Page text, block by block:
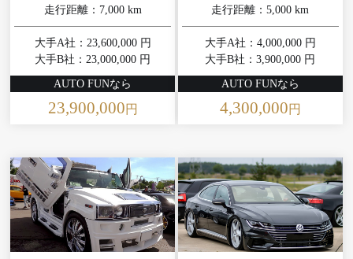
走行距離：7,000 km
大手A社：23,600,000 円
大手B社：23,000,000 円
AUTO FUNなら
23,900,000円
走行距離：5,000 km
大手A社：4,000,000 円
大手B社：3,900,000 円
AUTO FUNなら
4,300,000円